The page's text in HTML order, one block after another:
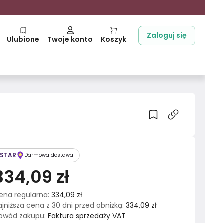
Ulubione Twoje konto Koszyk Zaloguj się
STAR Darmowa dostawa
zł
regularna: 334,09 zł
cena z 30 dni przed obniżką: 334,09 zł
zakupu: Faktura sprzedaży VAT